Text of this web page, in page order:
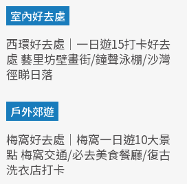
室內好去處
西環好去處｜一日遊15打卡好去
處 藝里坊壁畫街/鐘聲泳棚/沙灣
徑睇日落
戶外郊遊
梅窩好去處｜梅窩一日遊10大景
點 梅窩交通/必去美食餐廳/復古
洗衣店打卡